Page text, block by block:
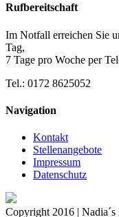
Rufbereitschaft
Im Notfall erreichen Sie
Tag,
7 Tage pro Woche per
Tel.: 0172 8625052
Navigation
Kontakt
Stellenangebote
Impressum
Datenschutz
Copyright 2016 |